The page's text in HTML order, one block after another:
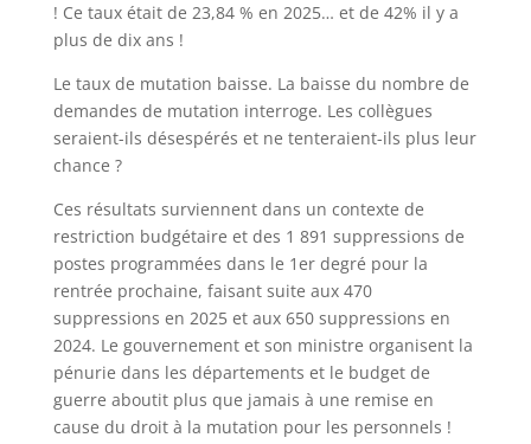
! Ce taux était de 23,84 % en 2025… et de 42% il y a
plus de dix ans !
Le taux de mutation baisse. La baisse du nombre de
demandes de mutation interroge. Les collègues
seraient-ils désespérés et ne tenteraient-ils plus leur
chance ?
Ces résultats surviennent dans un contexte de
restriction budgétaire et des 1 891 suppressions de
postes programmées dans le 1er degré pour la
rentrée prochaine, faisant suite aux 470
suppressions en 2025 et aux 650 suppressions en
2024. Le gouvernement et son ministre organisent la
pénurie dans les départements et le budget de
guerre aboutit plus que jamais à une remise en
cause du droit à la mutation pour les personnels !